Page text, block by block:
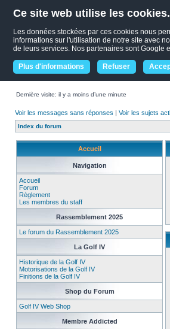
Ce site web utilise les cookies.
Les données stockées par ces cookies nous
informations sur l'utilisation de notre site avec
de leurs services. Nos partenaires sont Google
Plus d'informations Refuser
Dernière visite: il y a moins d’une minute
Voir les messages sans réponses | Voir les sujets
Index du forum
Accueil
Navigation
Accueil
Forum
Règlement
Les membres du staff
Rassemblement 2025
Le forum du Rassemblement 2025
La Golf IV
Historique de la Golf IV
Motorisations de la Golf IV
Finitions de la Golf IV
Shop du Forum
Golf IV Web Shop
Membre Addicted